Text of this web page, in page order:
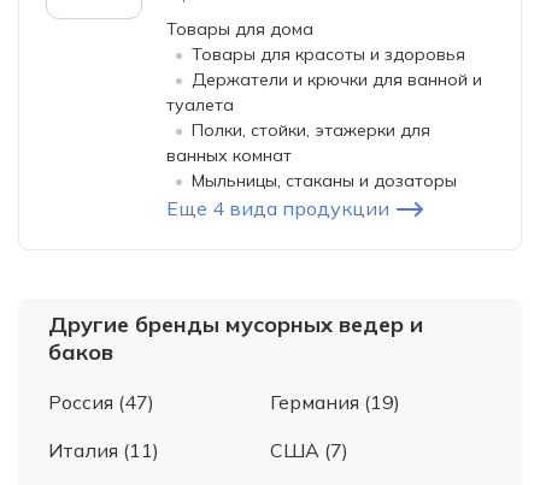
Товары для дома
Товары для красоты и здоровья
Держатели и крючки для ванной и
туалета
Полки, стойки, этажерки для
ванных комнат
Мыльницы, стаканы и дозаторы
Еще 4 вида продукции
Другие бренды мусорных ведер и
баков
Россия (47)
Германия (19)
Италия (11)
США (7)